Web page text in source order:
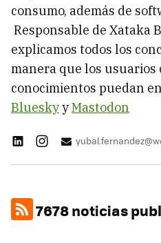
consumo, además de
Responsable de Xataka
explicamos todos los
manera que los usuarios
conocimientos puedan
BlueskyyMastodon
7678 noticias